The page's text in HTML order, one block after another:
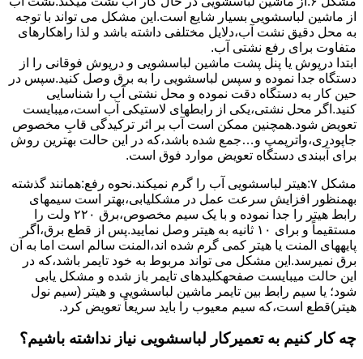
از ماشین لباسشویی بسیار شایع است.این مشکل می تواند با توجه
به محل دقیق نشت آب،دلایل مختلفی داشته باشد و لذا راهکارهای
متفاوت برای رفع نشتی آب.
ابتدا درپوش یا پنل ﭘﺸﺖ ﻣﺎﺷﯿﻦ لباسشویی و درپوش ﻓﻮﻗﺎﻧﯽ را از
دستگاه ﺟﺪا ﻧﻤﻮده و ﺳﭙﺲ لباسشویی را ﺑﻪ ﺑﺮق وصل ﮐﻨﯿﺪ.سپس در
حین کار به دستگاه دقت نموده و ﻣﺤﻞ نشتی آب را ﺷﻨﺎﺳﺎﯾﯽ
کنید.اﮔﺮ ﻣﺤﻞ نشتی،ﯾﮑﯽ از رابطهای ﻻﺳﺘﯿﮑﯽ آب اﺳﺖ،میبایست
ﺗﻌﻮﯾﺾ شود.همچنین ﻣﻤﮑﻦ اﺳﺖ آب بر اثر ﺗﺮﮐﯿﺪﮔﯽ قابِ ﻣﺨﺼﻮص
ﺟﺎﭘﻮدری،واترپمپ و…جمع شده ﺑﺎﺷﺪ،ﮐﻪ در این حالت بهترین روش
برای آببندی دستگاه ﺗﻌﻮﯾﺾ ﻣﻮارد ﻓﻮق اﺳﺖ.
مشکل ۷:ﻫﯿﺘﺮ لباسشویی آب را ﮔﺮم نمیکند.نحوه رﻓﻊ:ﻫﻤﺎﻧﻨﺪ ﮔﺬﺷﺘﻪ
بهمنظور اﻓﺰاﯾﺶ ﺳﺮﻋﺖ ﻋﻤﻞ در مشکلیابی،بهتر است سیمهای
راﺑﻂ ﻫﯿﺘﺮ را ﺟﺪا ﻧﻤﻮده و ﺑﺎ ﯾﮏ ﺳﯿﻢ ﻣﺨﺼﻮص،برق ۲۲۰ ولت را
مستقیماً و برای ۱۰ ﺛﺎﻧﯿﻪ ﺑﻪ ﻫﯿﺘﺮ وصل نمایید.ﭘﺲ از ﻗﻄﻊ ﺑﺮق،اﮔﺮ
پایههای اﻟﻤﻨﺖ یا هیتر کمی ﮔﺮم ﺷﺪه اند،اﻟﻤﻨﺖ ﺳﺎﻟﻢ است اما ﺑﻪ آن
ﺑﺮق نمیرسد.اﯾﻦ ﻣﺸﮑﻞ می تواند مربوط به ﺧﻮد ﺗﺎﯾﻤﺮ باشد،ﮐﻪ در
این حالت میبایست صفحهکلیدهای ﺗﺎﯾﻤﺮ باز شده و مشکل یابی
شود؛ ﯾﺎ ﺳﯿﻢ راﺑﻂ ﺑﯿﻦ ﺗﺎﯾﻤﺮ ماشین لباسشویی و ﻫﯿﺘﺮ (سیم ﻧﻮل
ﻫﯿﺘﺮ)ﻗﻄﻊ اﺳﺖ،ﮐﻪ ﺳﯿﻢ ﻣﻌﯿﻮب را ﺑﺎﯾﺪ سریعاً ﺗﻌﻮﯾﺾ کرد.
چه کار کنیم به تعمیرکار لباسشویی نیاز نداشته باشیم؟